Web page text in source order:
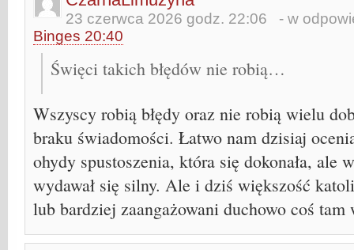
23 czerwca 2026 godz. 22:06 - w
Binges 20:40
Święci takich błędów nie robią…
Wszyscy robią błędy oraz nie robią wielu
braku świadomości. Łatwo nam dzisiaj
ohydy spustoszenia, która się dokonała, ale
wydawał się silny. Ale i dziś większość
lub bardziej zaangażowani duchowo coś tam